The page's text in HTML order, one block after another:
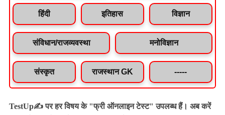
हिंदी इतिहास विज्ञान
संविधान/राजव्यवस्था मनोविज्ञान
संस्कृत राजस्थान GK -----
TestUp✍️ पर हर विषय के "फ्री ऑनलाइन टेस्ट" उपलब्ध हैं। अब करें